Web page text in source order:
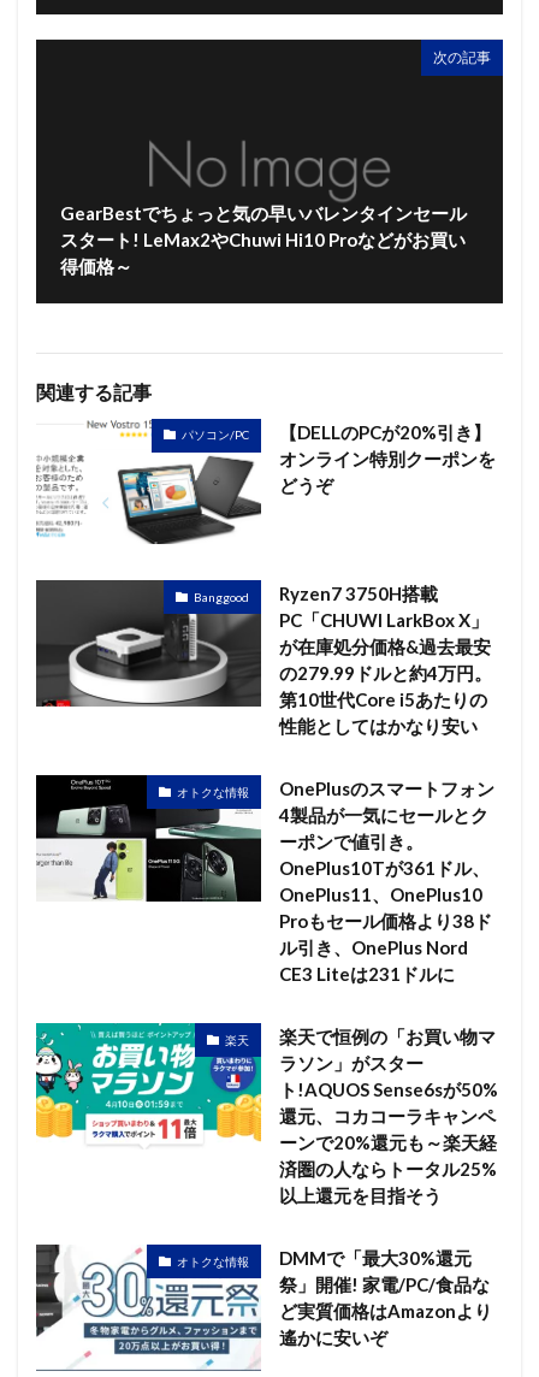
次の記事
GearBestでちょっと気の早いバレンタインセール
スタート! LeMax2やChuwi Hi10 Proなどがお買い
得価格～
関連する記事
パソコン/PC
【DELLのPCが20%引き】
オンライン特別クーポンを
どうぞ
Banggood
Ryzen7 3750H搭載
PC「CHUWI LarkBox X」
が在庫処分価格&過去最安
の279.99ドルと約4万円。
第10世代Core i5あたりの
性能としてはかなり安い
オトクな情報
OnePlusのスマートフォン
4製品が一気にセールとク
ーポンで値引き。
OnePlus10Tが361ドル、
OnePlus11、OnePlus10
Proもセール価格より38ド
ル引き、OnePlus Nord
CE3 Liteは231ドルに
楽天
楽天で恒例の「お買い物マ
ラソン」がスター
ト!AQUOS Sense6sが50%
還元、コカコーラキャンペ
ーンで20%還元も～楽天経
済圏の人ならトータル25%
以上還元を目指そう
オトクな情報
DMMで「最大30%還元
祭」開催! 家電/PC/食品な
ど実質価格はAmazonより
遙かに安いぞ